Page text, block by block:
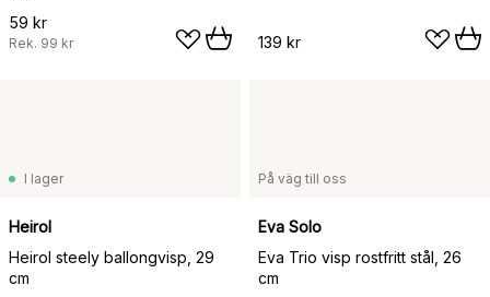
59 kr
Rek. 99 kr 139 kr
I lager
Heirol
Heirol steely ballongvisp, 29
cm
På väg till oss
Eva Solo
Eva Trio visp rostfritt stål, 26
cm